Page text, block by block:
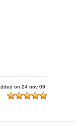
on 24 nov 09